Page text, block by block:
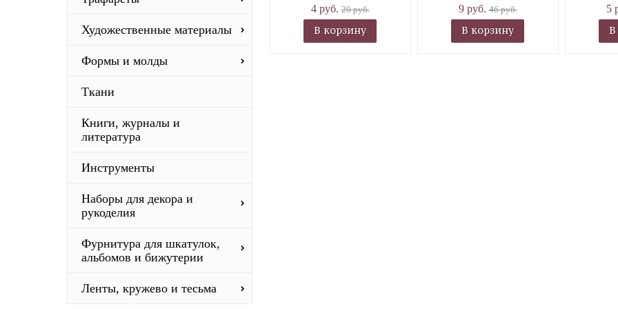
Художественные материалы
Формы и молды
Ткани
Книги, журналы и
литература
Инструменты
Наборы для декора и
рукоделия
Фурнитура для шкатулок,
альбомов и бижутерии
Ленты, кружево и тесьма
4 руб.20 руб.
В корзину
9 руб.46 руб.
В корзину
5
В